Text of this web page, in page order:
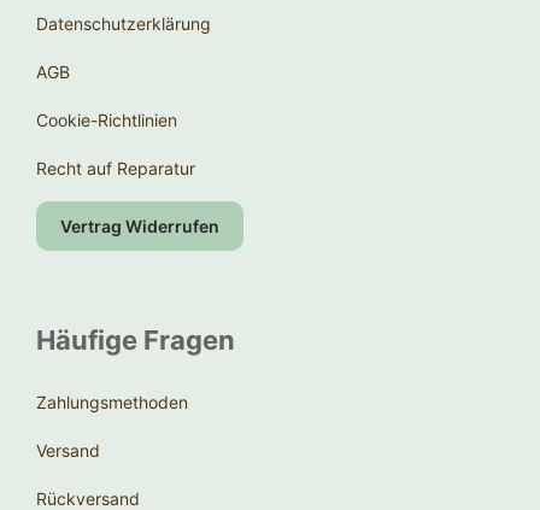
Datenschutzerklärung
AGB
Cookie-Richtlinien
Recht auf Reparatur
Vertrag Widerrufen
Häufige Fragen
Zahlungsmethoden
Versand
Rückversand